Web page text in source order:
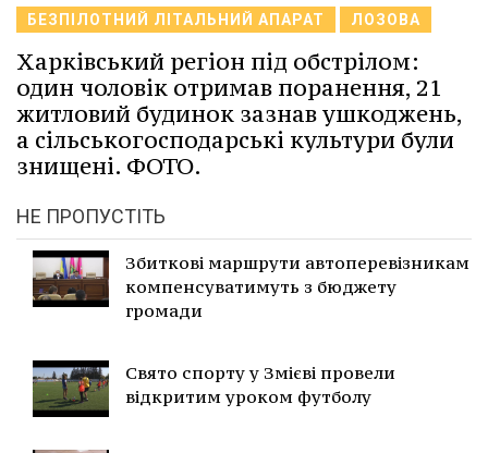
БЕЗПІЛОТНИЙ ЛІТАЛЬНИЙ АПАРАТ ЛОЗОВА
Харківський регіон під обстрілом:
один чоловік отримав поранення, 21
житловий будинок зазнав ушкоджень,
а сільськогосподарські культури були
знищені. ФОТО.
НЕ ПРОПУСТІТЬ
Збиткові маршрути автоперевізникам
компенсуватимуть з бюджету
громади
Свято спорту у Змієві провели
відкритим уроком футболу